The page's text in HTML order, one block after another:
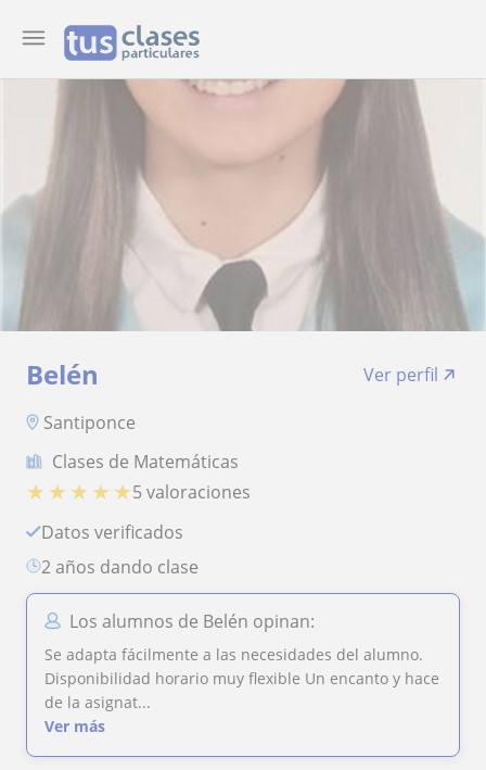
Belén
Ver perfil
Santiponce
Clases de Matemáticas
★ ★ ★ ★ ★5 valoraciones
Datos verificados
2 años dando clase
Los alumnos de Belén opinan:
Se adapta fácilmente a las necesidades del alumno.
Disponibilidad horario muy flexible Un encanto y hace
de la asignat...
Ver más